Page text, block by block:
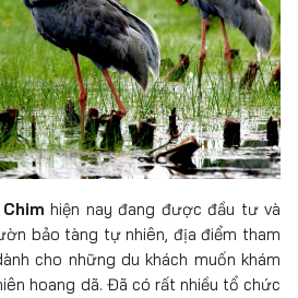
hiện nay đang được đầu tư và
bảo tàng tự nhiên, địa điểm tham
cho những du khách muốn khám
hoang dã. Đã có rất nhiều tổ chức